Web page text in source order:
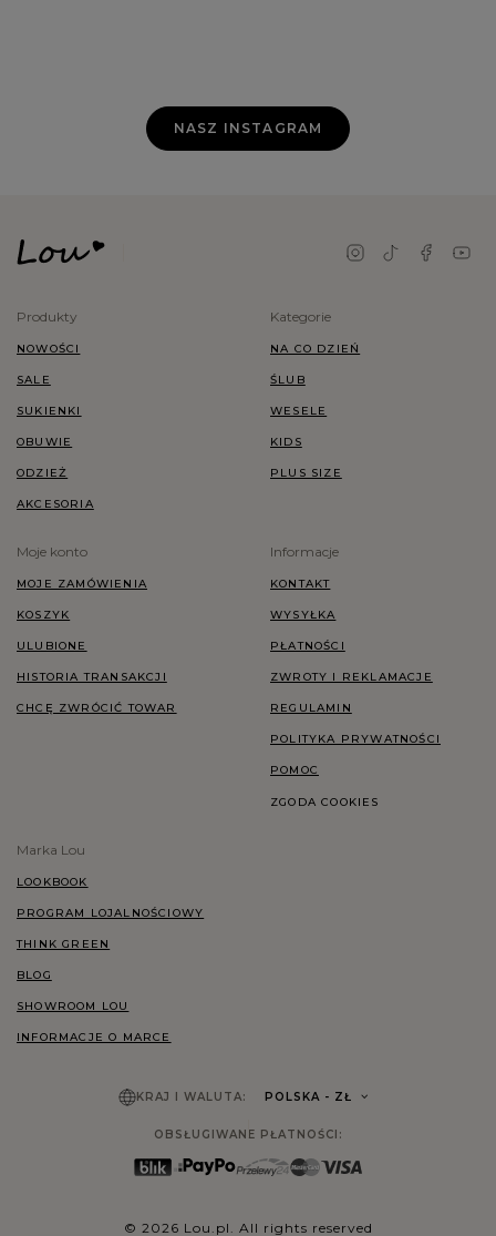
NASZ INSTAGRAM
Produkty
NOWOŚCI
SALE
SUKIENKI
OBUWIE
ODZIEŻ
AKCESORIA
Kategorie
NA CO DZIEŃ
ŚLUB
WESELE
KIDS
PLUS SIZE
Moje konto
MOJE ZAMÓWIENIA
KOSZYK
ULUBIONE
HISTORIA TRANSAKCJI
CHCĘ ZWRÓCIĆ TOWAR
Informacje
KONTAKT
WYSYŁKA
PŁATNOŚCI
ZWROTY I REKLAMACJE
REGULAMIN
POLITYKA PRYWATNOŚCI
POMOC
ZGODA COOKIES
Marka Lou
LOOKBOOK
PROGRAM LOJALNOŚCIOWY
THINK GREEN
BLOG
SHOWROOM LOU
INFORMACJE O MARCE
KRAJ I WALUTA: POLSKA - ZŁ
OBSŁUGIWANE PŁATNOŚCI:
© 2026 Lou.pl. All rights reserved